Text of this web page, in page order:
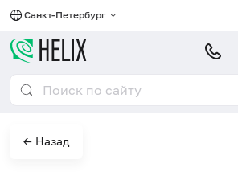
Санкт-Петербург
← Назад